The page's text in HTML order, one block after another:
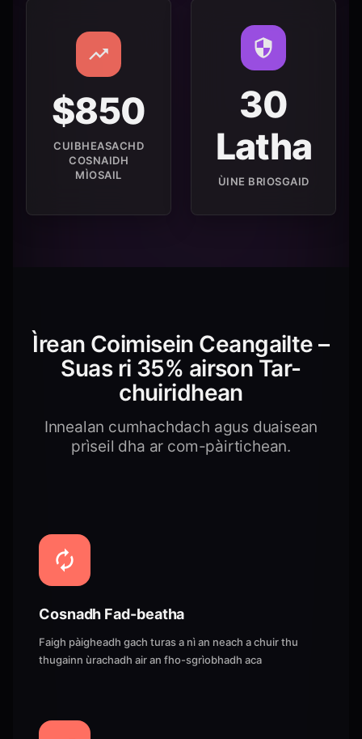
$850
CUIBHEASACHD
COSNAIDH
MÌOSAIL
30
Latha
ÙINE BRIOSGAID
Ìrean Coimisein Ceangailte –
Suas ri 35% airson Tar-
chuiridhean
Innealan cumhachdach agus duaisean
prìseil dha ar com-pàirtichean.
Cosnadh Fad-beatha
Faigh pàigheadh gach turas a nì an neach a chuir thu
thugainn ùrachadh air an fho-sgrìobhadh aca